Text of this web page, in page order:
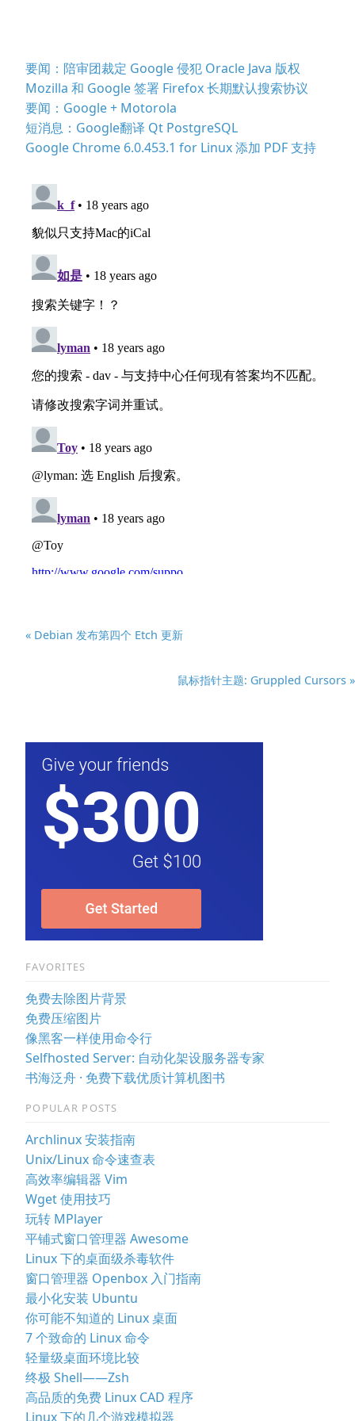
要闻：陪审团裁定 Google 侵犯 Oracle Java 版权
Mozilla 和 Google 签署 Firefox 长期默认搜索协议
要闻：Google + Motorola
短消息：Google翻译 Qt PostgreSQL
Google Chrome 6.0.453.1 for Linux 添加 PDF 支持
« Debian 发布第四个 Etch 更新
鼠标指针主题: Gruppled Cursors »
FAVORITES
免费去除图片背景
免费压缩图片
像黑客一样使用命令行
Selfhosted Server: 自动化架设服务器专家
书海泛舟 · 免费下载优质计算机图书
POPULAR POSTS
Archlinux 安装指南
Unix/Linux 命令速查表
高效率编辑器 Vim
Wget 使用技巧
玩转 MPlayer
平铺式窗口管理器 Awesome
Linux 下的桌面级杀毒软件
窗口管理器 Openbox 入门指南
最小化安装 Ubuntu
你可能不知道的 Linux 桌面
7 个致命的 Linux 命令
轻量级桌面环境比较
终极 Shell——Zsh
高品质的免费 Linux CAD 程序
Linux 下的几个游戏模拟器